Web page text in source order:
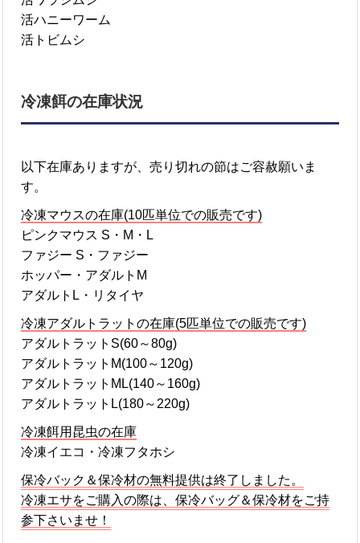
活ハニーワーム
活トビムシ
冷凍餌の在庫状況
以下在庫ありますが、売り切れの節はご容赦願いま
す。
冷凍マウスの在庫(10匹単位での販売です)
ピンクマウス S・M・L
ファジー S・ファジー
ホッパー・アダルトM
アダルトL・リタイヤ
冷凍アダルトラットの在庫(5匹単位での販売です)
アダルトラットS(60～80g)
アダルトラットM(100～120g)
アダルトラットML(140～160g)
アダルトラットL(180～220g)
冷凍餌用昆虫の在庫
冷凍イエコ・冷凍フタホシ
保冷バック＆保冷材の無料提供は終了しました。
冷凍エサをご購入の際は、保冷バッグ＆保冷材をご持
参下さいませ！